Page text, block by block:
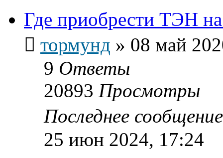
Где приобрести ТЭН на
тормунд » 08 май
9 Ответы
20893 Просмотры
Последнее
25 июн 2024, 17:24